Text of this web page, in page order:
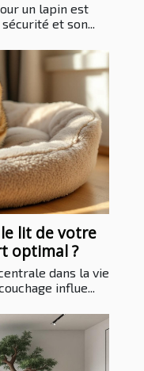
un lapin est
et son...
lit de votre
optimal ?
dans la vie
influe...